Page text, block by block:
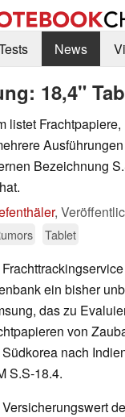
News
18,4"
listet
Bezeichnung
,
Tablet
ein bisher
das zu
von
nach
S.S-18.4.